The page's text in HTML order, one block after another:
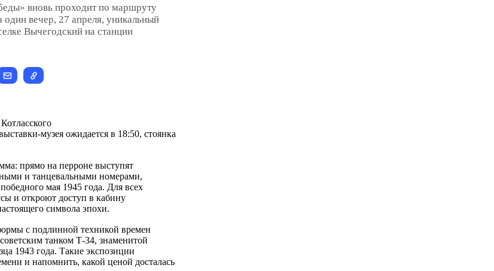
вновь проходит по маршруту
вечер, 27 апреля, уникальный
Вычегодский на станции
музея ожидается в 18:50, стоянка
прямо на перроне выступят
и танцевальными номерами,
мая 1945 года. Для всех
и откроют доступ в кабину
символа эпохи.
с подлинной техникой времен
танком Т-34, знаменитой
1943 года. Такие экспозиции
и напомнить, какой ценой досталась